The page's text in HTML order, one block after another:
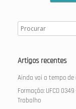
Artigos recentes
Ainda vai a tempo
Formação: UFCD
Trabalho